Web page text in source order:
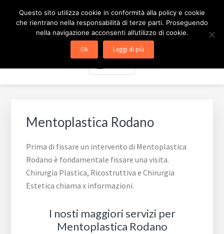
CHIRURGIA ESTETICA
MILANO
Mentoplastica Rodano
Prima di fissare un intervento di Mentoplastica
Rodano è fondamentale fissare una visita.
Chirurgia Plastica, Ricostruttiva e Chirurgia
Estetica chiama x informazioni.
I nosti maggiori servizi per
Mentoplastica Rodano
Questo sito utilizza cookie in conformità alla policy e cookie
che rientrano nella responsabilità di terze parti. Proseguendo
nella navigazione acconsenti all’utilizzo di cookie.
Ok Leggi di più